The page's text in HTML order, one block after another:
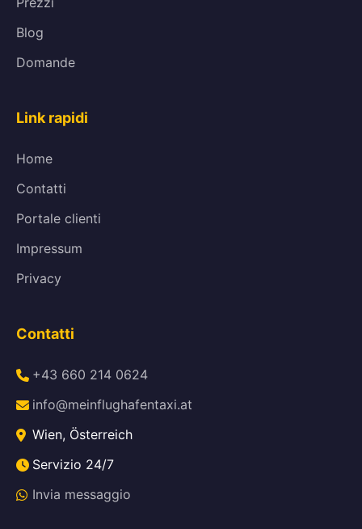
Blog
Domande
Link rapidi
Home
Contatti
Portale clienti
Impressum
Privacy
Contatti
+43 660 214 0624
info@meinflughafentaxi.at
Wien, Österreich
Servizio 24/7
Invia messaggio